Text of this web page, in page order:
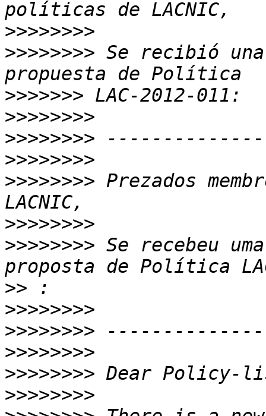
>>>>>>>>
>>>>>>>> Se recibió
>>>>>>>
>>>>>>>>
>>>>>>>>
>>>>>>>>
>>>>>>>> Prezados
>>>>>>>>
>>>>>>>> Se recebeu
>>
>>>>>>>>
>>>>>>>>
>>>>>>>>
>>>>>>>>
>>>>>>>>